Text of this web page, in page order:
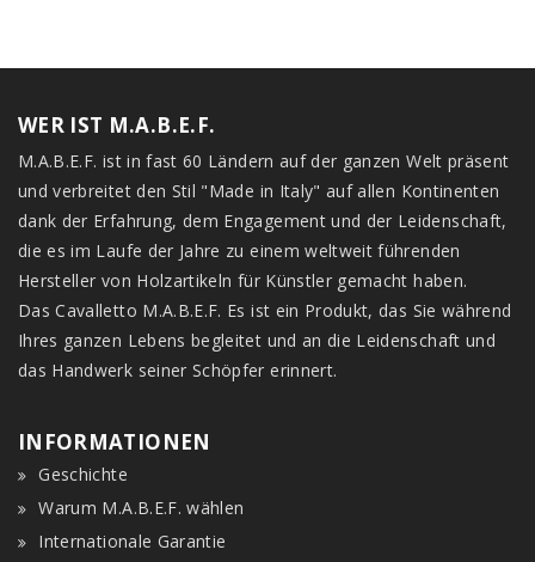
WER IST M.A.B.E.F.
M.A.B.E.F. ist in fast 60 Ländern auf der ganzen Welt präsent
und verbreitet den Stil "Made in Italy" auf allen Kontinenten
dank der Erfahrung, dem Engagement und der Leidenschaft,
die es im Laufe der Jahre zu einem weltweit führenden
Hersteller von Holzartikeln für Künstler gemacht haben.
Das Cavalletto M.A.B.E.F. Es ist ein Produkt, das Sie während
Ihres ganzen Lebens begleitet und an die Leidenschaft und
das Handwerk seiner Schöpfer erinnert.
INFORMATIONEN
Geschichte
Warum M.A.B.E.F. wählen
Internationale Garantie